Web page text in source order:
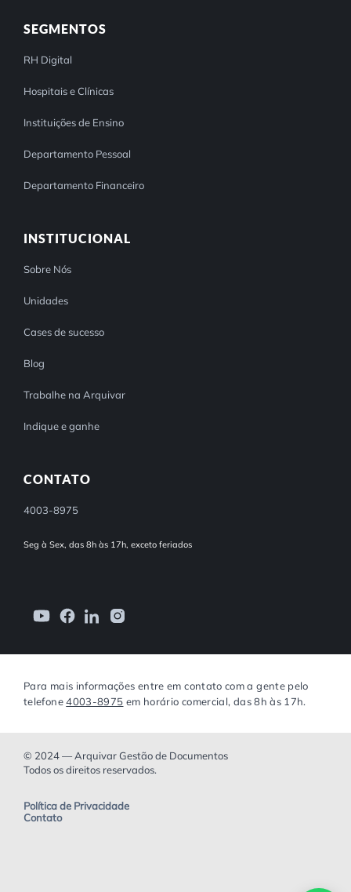
SEGMENTOS
RH Digital
Hospitais e Clínicas
Instituições de Ensino
Departamento Pessoal
Departamento Financeiro
INSTITUCIONAL
Sobre Nós
Unidades
Cases de sucesso
Blog
Trabalhe na Arquivar
Indique e ganhe
CONTATO
4003-8975
Seg à Sex, das 8h às 17h, exceto feriados
Para mais informações entre em contato com a gente pelo
telefone4003-8975 em horário comercial, das 8h às 17h.
© 2024 — Arquivar Gestão de Documentos
Todos os direitos reservados.
Política de Privacidade
Contato